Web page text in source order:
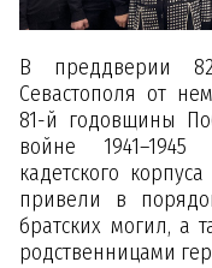
В преддверии
Севастополя от
81-й годовщины
войне 1941–1945
кадетского
привели в
братских могил, а
родственницами